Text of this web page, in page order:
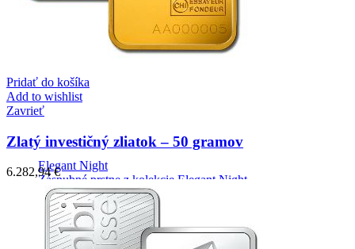
Elegant Night
Zásnubné prstne z kolekcie Elegant Night.
Pridať do košíka
Add to wishlist
Zavrieť
Zlatý investičný zliatok – 50 gramov
6.282,94€